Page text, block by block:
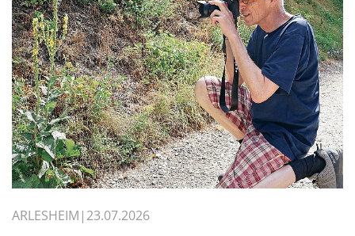
ARLESHEIM 23.07.2026